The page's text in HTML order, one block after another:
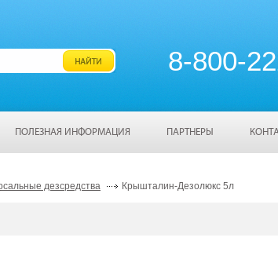
8-800-
ПОЛЕЗНАЯ ИНФОРМАЦИЯ ПАРТНЕРЫ
дезсредства Крышталин-Дезолюкс 5л